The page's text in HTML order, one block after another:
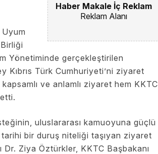
Haber Makale İç Reklam
Reklam Alanı
Uyum
Yönetiminde gerçekleştirilen
Kıbrıs Türk Cumhuriyeti’ni ziyaret
ve anlamlı ziyaret hem KKTC
uluslararası kamuoyuna güçlü
bir duruş niteliği taşıyan ziyaret
Ziya Öztürkler, KKTC Başbakanı